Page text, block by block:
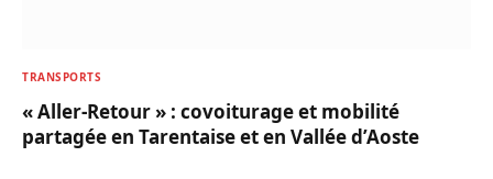
TRANSPORTS
« Aller-Retour » : covoiturage et mobilité
partagée en Tarentaise et en Vallée d’Aoste